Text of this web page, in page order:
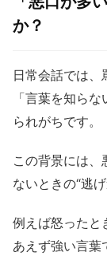
か？
日常会話では、
「言葉を知ら
られがちです。
この背景には
ないときの“逃
例えば怒ったと
あえず強い言葉